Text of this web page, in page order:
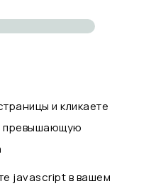
и кликаете
превышающую
javascript в вашем